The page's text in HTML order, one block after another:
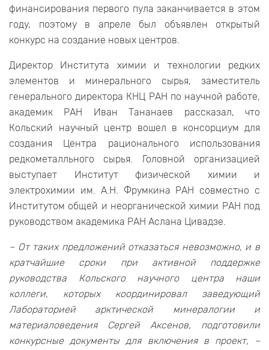
финансирования первого пула заканчивается в этом
году, поэтому в апреле был объявлен открытый
конкурс на создание новых центров.
Директор Института химии и технологии редких
элементов и минерального сырья, заместитель
генерального директора КНЦ РАН по научной работе,
академик РАН Иван Тананаев рассказал, что
Кольский научный центр вошел в консорциум для
создания Центра рационального использования
редкометалльного сырья. Головной организацией
выступает Институт физической химии и
электрохимии им. А.Н. Фрумкина РАН совместно с
Институтом общей и неорганической химии РАН под
руководством академика РАН Аслана Цивадзе.
– От таких предложений отказаться невозможно, и в
кратчайшие сроки при активной поддержке
руководства Кольского научного центра наши
коллеги, которых координировал заведующий
Лабораторией арктической минералогии и
материаловедения Сергей Аксенов, подготовили
конкурсные документы для включения в проект, –